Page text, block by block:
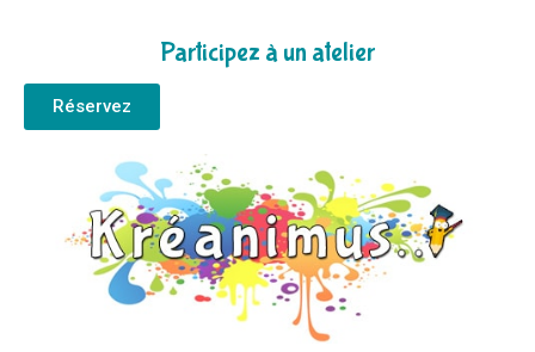
Participez à un atelier
Réservez